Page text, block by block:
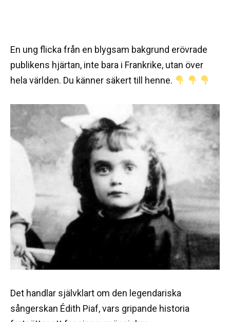
En ung flicka från en blygsam bakgrund erövrade
publikens hjärtan, inte bara i Frankrike, utan över
hela världen. Du känner säkert till henne.
Det handlar självklart om den legendariska
sångerskan Édith Piaf, vars gripande historia